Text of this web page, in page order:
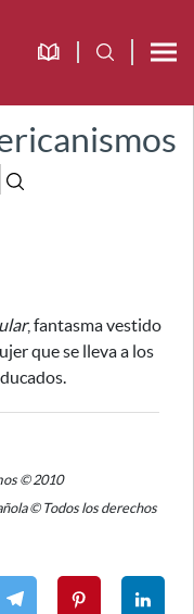
, fantasma vestido
que se lleva a los
.
© 2010
© Todos los derechos